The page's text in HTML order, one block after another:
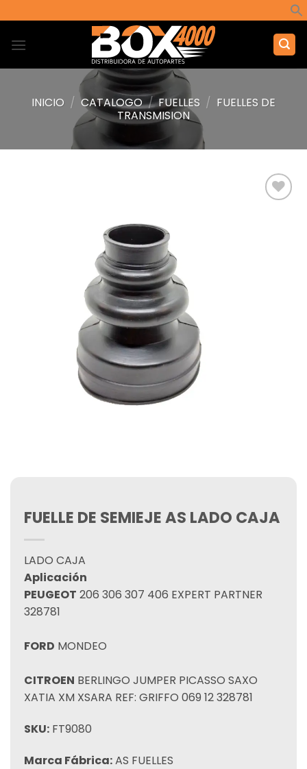
al
contenido
INICIO / CATALOGO / FUELLES / FUELLES DE
TRANSMISION
FUELLE DE SEMIEJE AS LADO CAJA
LADO CAJA
Aplicación
PEUGEOT 206 306 307 406 EXPERT PARTNER
328781
FORD MONDEO
CITROEN BERLINGO JUMPER PICASSO SAXO
XATIA XM XSARA REF: GRIFFO 069 12 328781
SKU: FT9080
Marca Fábrica:AS FUELLES